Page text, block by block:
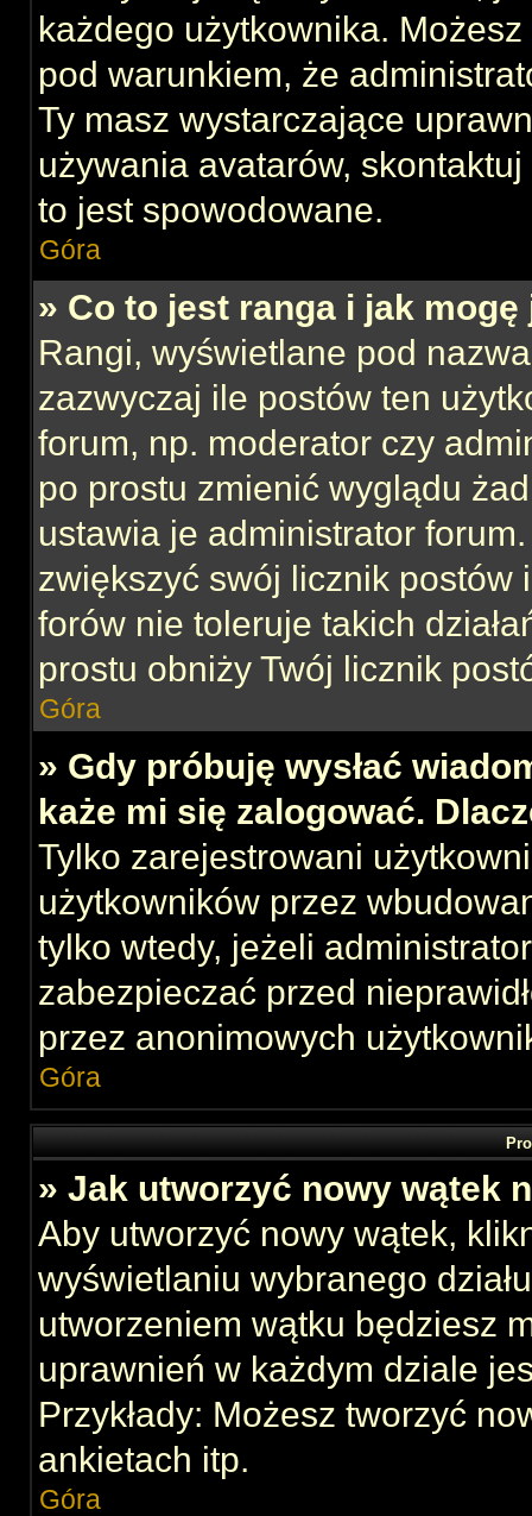
każdego użytkownika.
pod warunkiem, że
Ty masz wystarczające
używania avatarów,
to jest spowodowane.
Góra
» Co to jest ranga i jak mogę
Rangi, wyświetlane pod
zazwyczaj ile postów ten
forum, np. moderator czy
po prostu zmienić wyglądu
ustawia je administrator
zwiększyć swój licznik postów
forów nie toleruje takich
prostu obniży Twój licznik
Góra
» Gdy próbuję wysłać
każe mi się zalogować.
Tylko zarejestrowani
użytkowników przez
tylko wtedy, jeżeli
zabezpieczać przed
przez anonimowych
Góra
» Jak utworzyć nowy wątek
Aby utworzyć nowy wątek,
wyświetlaniu wybranego
utworzeniem wątku będziesz
uprawnień w każdym dziale
Przykłady: Możesz tworzyć
ankietach itp.
Góra